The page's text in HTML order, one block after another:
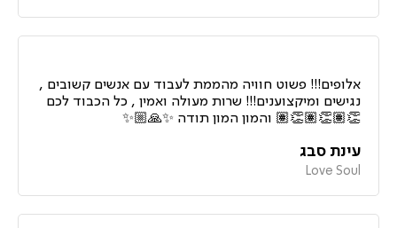
אלופים!!! פשוט חוויה מהממת לעבוד עם אנשים קשובים ,
נגישים ומיקצוענים!!! שרות מעולה ואמין , כל הכבוד לכם
👏🏽👏🏽👏🏽 והמון המון תודה ✨🙏🏼✨
עינת סבג
Love Soul